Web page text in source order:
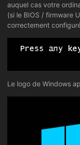
auquel cas votre
(si le BIOS / firmware
correctement
Le logo de Windows